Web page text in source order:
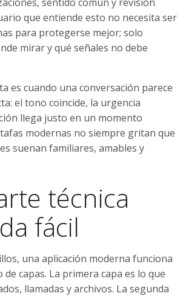
que entiende esto no necesita ser
para protegerse mejor; solo
mirar y qué señales no debe
es cuando una conversación parece
el tono coincide, la urgencia
llega justo en un momento
modernas no siempre gritan que
suenan familiares, amables y
técnica
fácil
una aplicación moderna funciona
capas. La primera capa es lo que
llamadas y archivos. La segunda